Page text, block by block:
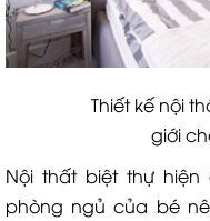
Thiết kế nội thất
giới
Nội thất biệt thự
phòng ngủ của bé